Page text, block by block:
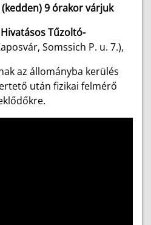
9 órakor várjuk
Tűzoltó-
Somssich P. u. 7.),
az állományba kerülés
után fizikai felmérő